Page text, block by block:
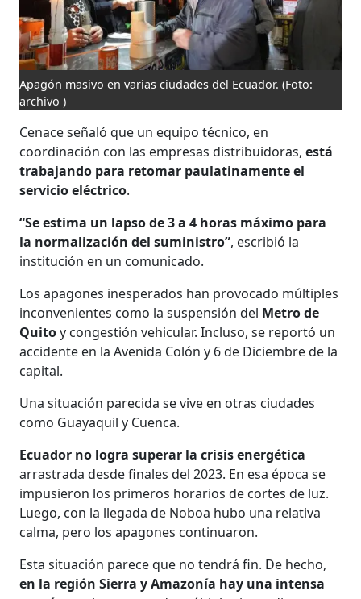
Apagón masivo en varias ciudades del Ecuador.(Foto:
archivo )
Cenace señaló que un equipo técnico, en
coordinación con las empresas distribuidoras,está
trabajando para retomar paulatinamente el
servicio eléctrico.
“Se estima un lapso de 3 a 4 horas máximo para
la normalización del suministro”, escribió la
institución en un comunicado.
Los apagones inesperados han provocado múltiples
inconvenientes como la suspensión del Metro de
Quitoy congestión vehicular. Incluso, se reportó un
accidente en la Avenida Colón y 6 de Diciembre de la
capital.
Una situación parecida se vive en otras ciudades
como Guayaquil y Cuenca.
Ecuador no logra superar la crisis energética
arrastrada desde finales del 2023. En esa época se
impusieron los primeros horarios de cortes de luz.
Luego, con la llegada de Noboa hubo una relativa
calma, pero los apagones continuaron.
Esta situación parece que no tendrá fin. De hecho,
en la región Sierra y Amazonía hay una intensa